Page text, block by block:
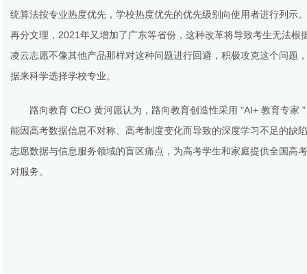
统算法按专业热度优先，学校热度优先的优先级别向使用者进行列示
再分文理，2021年又增加了广东等省份，这种改革将导致考生无法
凌云志愿不像其他产品那样对这种问题进行回避，积极攻克这个问题
据来科学选择学校专业。
路向教育 CEO 黄河愿认为，路向教育创造性采用 "AI+ 教育专
能因高考数据信息不对称、高考制度变化而导致的深度学习不足的缺
志愿数据与信息服务领域的盲区痛点，为高考学生和家庭提供全国高
对服务。